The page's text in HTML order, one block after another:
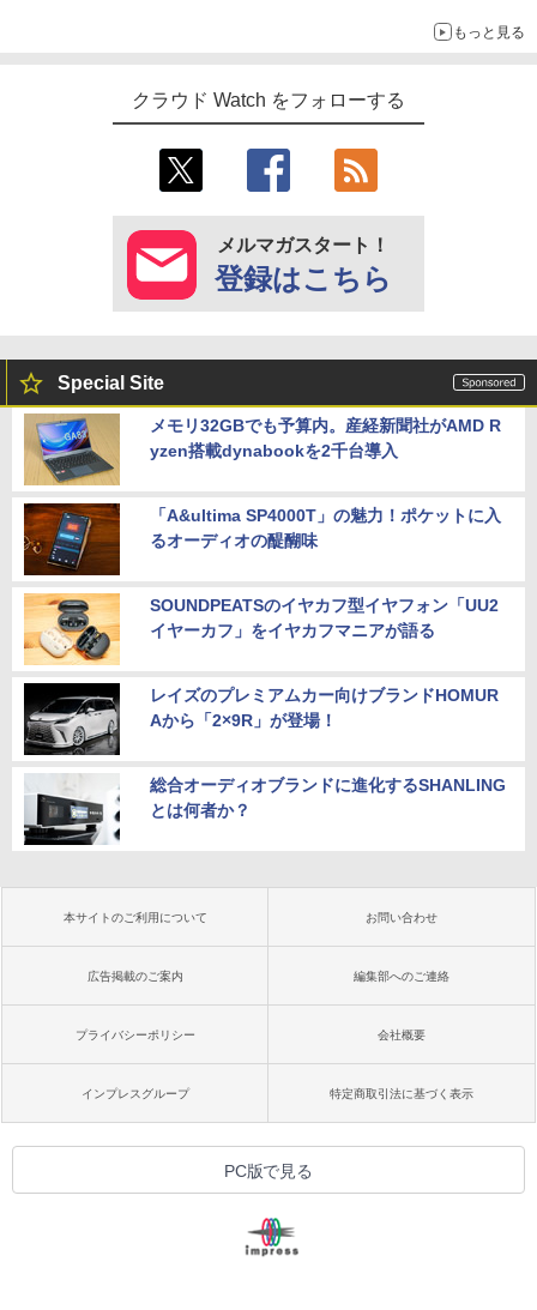
もっと見る
クラウド Watch をフォローする
メルマガスタート！
登録はこちら
Special Site
メモリ32GBでも予算内。産経新聞社がAMD R
yzen搭載dynabookを2千台導入
「A&ultima SP4000T」の魅力！ポケットに入
るオーディオの醍醐味
SOUNDPEATSのイヤカフ型イヤフォン「UU2
イヤーカフ」をイヤカフマニアが語る
レイズのプレミアムカー向けブランドHOMUR
Aから「2×9R」が登場！
総合オーディオブランドに進化するSHANLING
とは何者か？
本サイトのご利用について お問い合わせ
広告掲載のご案内 編集部へのご連絡
プライバシーポリシー 会社概要
インプレスグループ 特定商取引法に基づく表示
PC版で見る